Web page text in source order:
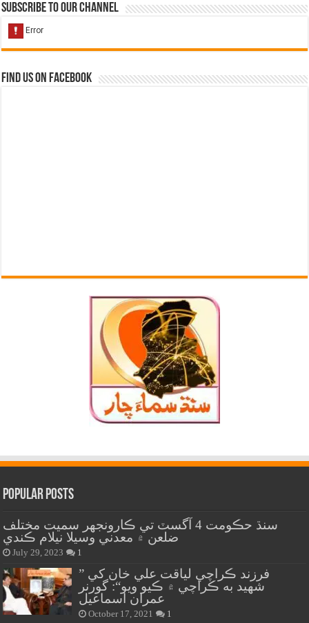
Subscribe to our Channel
Find us on Facebook
Popular Posts
سنڌ حڪومت 4 آگسٽ تي ڪارونجهر سميت مختلف
ضلعن ۾ معدني وسيلا نيلام ڪندي
July 29, 2023 1
” فرزند ڪراچي لياقت علي خان کي
شهيد به ڪراچي ۾ ڪيو ويو“: گورنر
عمران اسماعيل
October 17, 2021 1